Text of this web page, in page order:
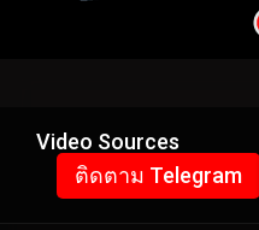
Video Sources
ติดตาม Telegram